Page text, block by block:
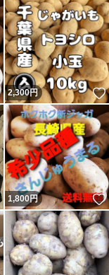
いいね！
2,300円
いいね！
1,800 円